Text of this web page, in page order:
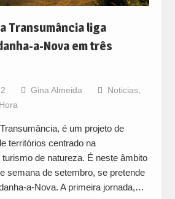
Transumância liga
a-Nova em três
Gina Almeida Noticias,
é um projeto de
territórios centrado na
de natureza. É neste âmbito
semana de setembro, se pretende
a-Nova. A primeira jornada,…